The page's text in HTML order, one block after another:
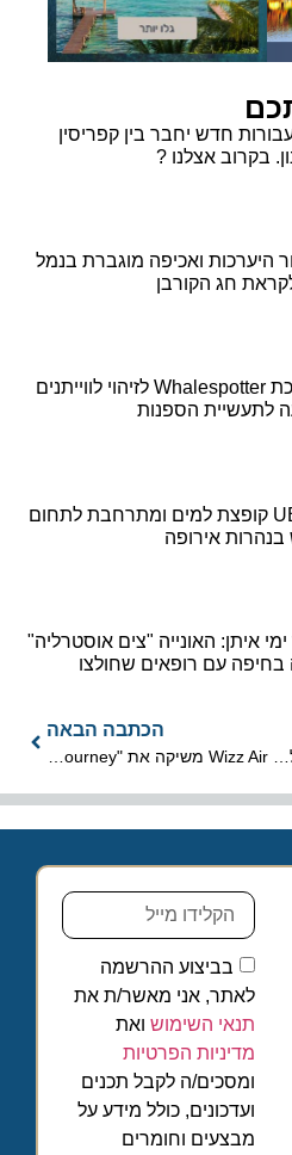
חדש יחבר בין קפריסין
בקרוב אצלנו ?
היערכות ואכיפה מוגברת בנמל
חג הקורבן
מערכת Whalespotter לזיהוי לווייתנים
לתעשיית הספנות
UBER קופצת למים ומתרחבת לתחום
אירופה
איתן: האונייה "צים אוסטרליה"
בחיפה עם רופאים שחולצו
הכתבה הבאה
בביצוע ההרשמה
לאתר, אני מאשר/ת את
תנאי השימוש ואת
מדיניות הפרטיות
ומסכים/ה לקבל תכנים
ועדכונים, כולל מידע על
מבצעים וחומרים